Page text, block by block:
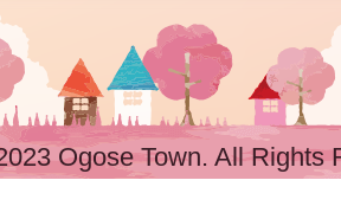
Ogose Town. All Rights